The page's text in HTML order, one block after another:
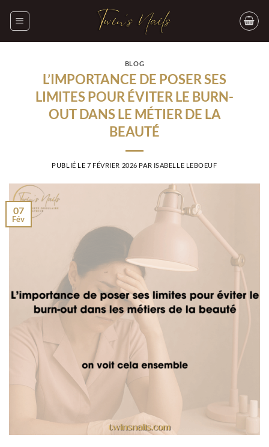
BLOG
L’IMPORTANCE DE POSER SES
LIMITES POUR ÉVITER LE BURN-
OUT DANS LE MÉTIER DE LA
BEAUTÉ
PUBLIÉ LE 7 FÉVRIER 2026 PAR ISABELLE LEBOEUF
07
Fév